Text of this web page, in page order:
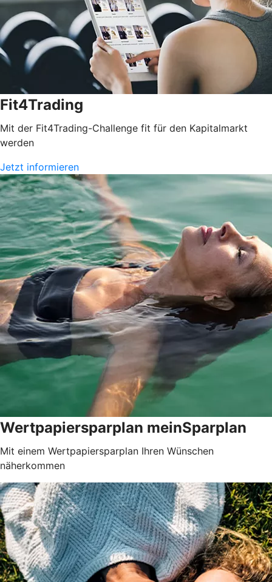
Fit4Trading
Mit der Fit4Trading-Challenge fit für den Kapitalmarkt
werden
Jetzt informieren
Wertpapiersparplan meinSparplan
Mit einem Wertpapiersparplan Ihren Wünschen
näherkommen